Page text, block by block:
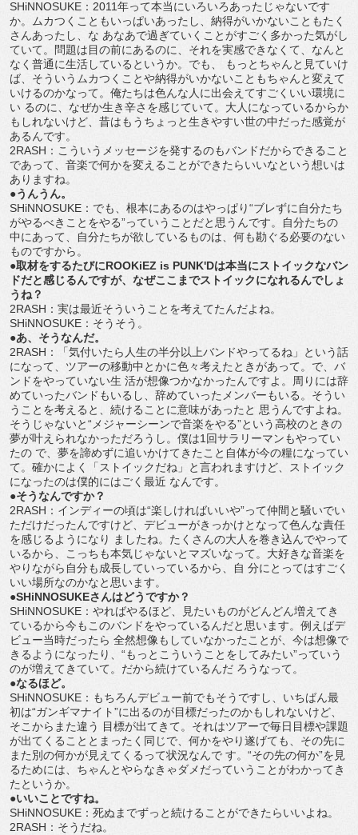
SHiNNOSUKE：2011年って本当にいろいろあったじゃないです
か。ムカつくこともいっぱいあったし、納得がいかないこともたく
さんあったし、な あなあで過ぎていくことがすごく多かった気がし
ていて。問題は目の前にあるのに、それを実感できなくて、なんと
なく普通に生活しているというか。でも、 もっとちゃんと見ていけ
ば、そういうムカつくことや納得がいかないこともちゃんと変えて
いけるのかなって。俺たちは色んな人に出会えてすごくいい環境に
い るのに、なぜか生き辛さを感じていて。大人になっているからか
もしれないけど、昔はもうちょっと生きやすい世の中だった感覚が
あるんです。
2RASH：こういうメッセージを発するのもバンドだからできること
であって、音楽で何かを変えることができたらいいなという想いは
ありますね。
●うんうん。
SHiNNOSUKE：でも、根本にあるのはやっぱり“ブレずに自分たち
がやるべきことをやる”っていうことだと思うんです。自分たちの
中にあって、自分たちが欲しているものは、何も勘ぐる必要のない
ものですから。
●取材をするたびにROOKiEZ is PUNK'Dは本当にストイックなバン
ドだと感じるんですが、なぜここまでストイックになれるんでしょ
うね？
2RASH：実は最近そういうことを考えてたんだよね。
SHiNNOSUKE：そうそう。
●あ、そうなんだ。
2RASH：「気付いたら人生の半分以上バンドやってるね」という話
になって、ツアーの移動中とかに色々考えたときがあって。で、バ
ンドをやっていない生 活が想像つかなかったんですよ。周りには辞
めていったバンドもいるし、辞めていったメンバーもいる。そうい
うことを考えると、続けることに意味があったと 思うんですよね。
そうじゃないと“メジャーシーンで音楽をやる”という高校のときの
夢が叶えられなかっただろうし。僕は1回サラリーマンもやってい
たの で、夢を諦めずに追いかけてきたこと自体が今の糧になってい
て。確かによく「ストイックだね」と言われますけど、ストイック
になったのは僕的にはごく最近 なんです。
●そうなんですか？
2RASH：インディーの頃は“楽しければいいや”って仲間と騒いでい
ただけだったんですけど、デビューがきっかけとなって色んな責任
を感じるようになり ましたね。たくさんの大人を巻き込んでやって
いるから、こっちも本気じゃないとマズいなって。大好きな音楽を
やりながら自分も成長していっているから、自 分にとってはすごく
いい場所なのかなと思います。
●SHiNNOSUKEさんはどうですか？
SHiNNOSUKE：やればやるほど、見たいものがどんどん増えてき
ているから今もこのバンドをやっているんだと思います。例えばデ
ビュー当時だったら 全然想像もしていなかったことが、今は想像で
きるようになったり、“もっとこういうことをしてみたい”っていう
のが増えてきていて。だから続けているんだ ろうなって。
●なるほど。
SHiNNOSUKE：もちろんデビュー前でもそうですし、いちばん最
初は“ガンギマナイト”に出るのが目標だったのかもしれないけど、
そこからまた違う 目標が出てきて。それはツアーで毎日目標や課題
が出てくることとまったく同じで、何かをやり遂げても、その先に
また別の何かが見えてくるって状況なんで す。“その先の何か”を見
るためには、ちゃんとやらなきゃダメだっていうことがわかってき
たというか。
●いいことですね。
SHiNNOSUKE：死ぬまでずっと続けることができたらいいよね。
2RASH：そうだね。